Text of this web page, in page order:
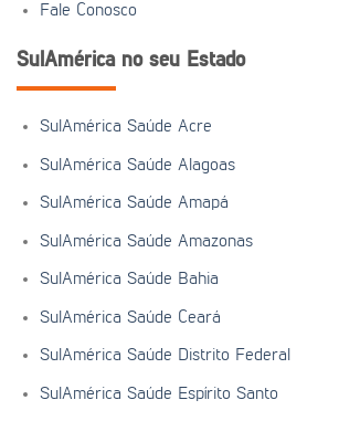
Fale Conosco
SulAmérica no seu Estado
SulAmérica Saúde Acre
SulAmérica Saúde Alagoas
SulAmérica Saúde Amapá
SulAmérica Saúde Amazonas
SulAmérica Saúde Bahia
SulAmérica Saúde Ceará
SulAmérica Saúde Distrito Federal
SulAmérica Saúde Espírito Santo